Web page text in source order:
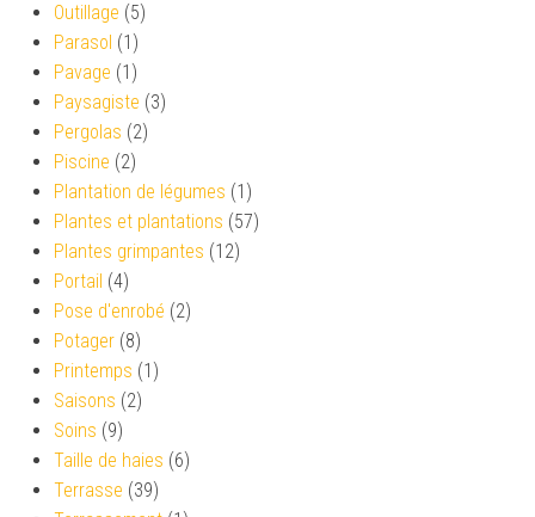
Outillage (5)
Parasol (1)
Pavage (1)
Paysagiste (3)
Pergolas (2)
Piscine (2)
Plantation de légumes (1)
Plantes et plantations (57)
Plantes grimpantes (12)
Portail (4)
Pose d'enrobé (2)
Potager (8)
Printemps (1)
Saisons (2)
Soins (9)
Taille de haies (6)
Terrasse (39)